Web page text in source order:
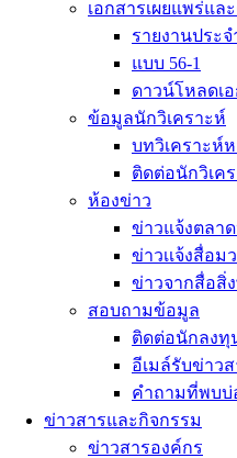
เอกสารเผยแพร่แล
รายงานประจ
แบบ 56-1
ดาวน์โหลดเ
ข้อมูลนักวิเคราะห์
บทวิเคราะห์
ติดต่อนักวิเค
ห้องข่าว
ข่าวแจ้งตลา
ข่าวเเจ้งสื่อม
ข่าวจากสื่อสิ่
สอบถามข้อมูล
ติดต่อนักลง
อีเมล์รับข่าวส
คำถามที่พบบ่
ข่าวสารและกิจกรรม
ข่าวสารองค์กร